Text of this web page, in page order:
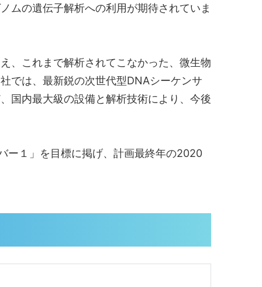
ムの遺伝子解析への利用が期待されていま
、これまで解析されてこなかった、微生物
では、最新鋭の次世代型DNAシーケンサ
国内最大級の設備と解析技術により、今後
１」を目標に掲げ、計画最終年の2020